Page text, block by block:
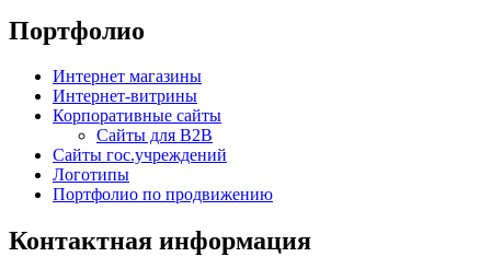
Портфолио
Интернет магазины
Интернет-витрины
Корпоративные сайты
Сайты для B2B
Сайты гос.учреждений
Логотипы
Портфолио по продвижению
Контактная информация